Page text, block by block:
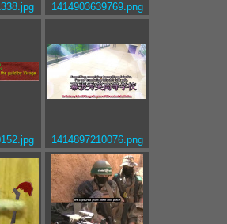
1414903639769.png
1414897210076.png